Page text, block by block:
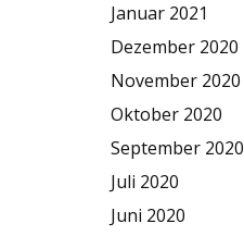
Januar 2021
Dezember 2020
November 2020
Oktober 2020
September 2020
Juli 2020
Juni 2020